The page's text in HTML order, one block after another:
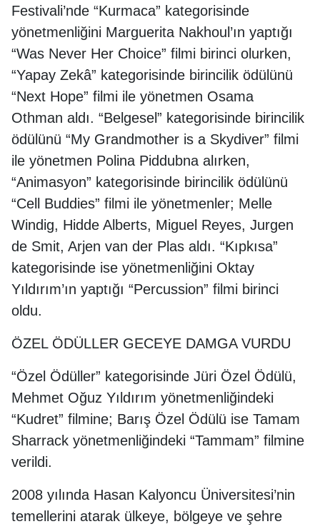
Festivali’nde “Kurmaca” kategorisinde
yönetmenliğini Marguerita Nakhoul’ın yaptığı
“Was Never Her Choice” filmi birinci olurken,
“Yapay Zekâ” kategorisinde birincilik ödülünü
“Next Hope” filmi ile yönetmen Osama
Othman aldı. “Belgesel” kategorisinde birincilik
ödülünü “My Grandmother is a Skydiver” filmi
ile yönetmen Polina Piddubna alırken,
“Animasyon” kategorisinde birincilik ödülünü
“Cell Buddies” filmi ile yönetmenler; Melle
Windig, Hidde Alberts, Miguel Reyes, Jurgen
de Smit, Arjen van der Plas aldı. “Kıpkısa”
kategorisinde ise yönetmenliğini Oktay
Yıldırım’ın yaptığı “Percussion” filmi birinci
oldu.
ÖZEL ÖDÜLLER GECEYE DAMGA VURDU
“Özel Ödüller” kategorisinde Jüri Özel Ödülü,
Mehmet Oğuz Yıldırım yönetmenliğindeki
“Kudret” filmine; Barış Özel Ödülü ise Tamam
Sharrack yönetmenliğindeki “Tammam” filmine
verildi.
2008 yılında Hasan Kalyoncu Üniversitesi’nin
temellerini atarak ülkeye, bölgeye ve şehre